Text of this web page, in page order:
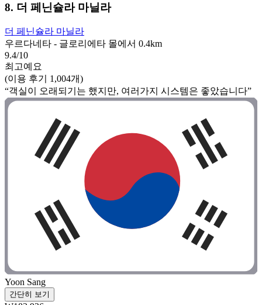
8. 더 페닌슐라 마닐라
더 페닌슐라 마닐라
우르다네타 - 글로리에타 몰에서 0.4km
9.4/10
최고예요
(이용 후기 1,004개)
“객실이 오래되기는 했지만, 여러가지 시스템은 좋았습니다”
Yoon Sang
간단히 보기